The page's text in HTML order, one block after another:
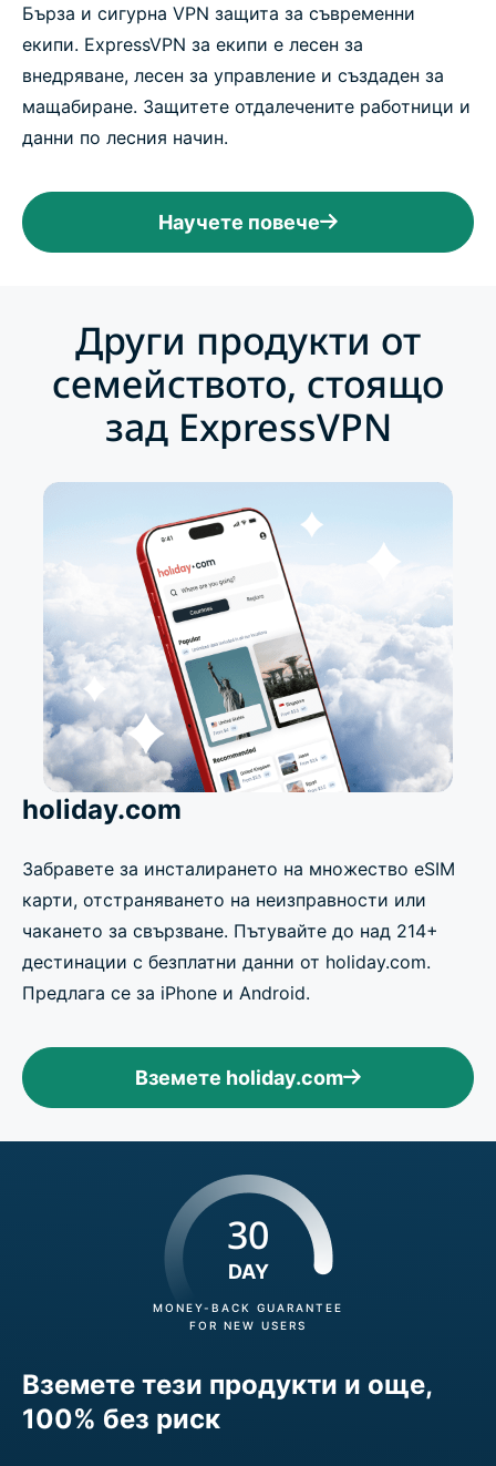
Бърза и сигурна VPN защита за съвременни
екипи. ExpressVPN за екипи е лесен за
внедряване, лесен за управление и създаден за
мащабиране. Защитете отдалечените работници и
данни по лесния начин.
Научете повече
Други продукти от
семейството, стоящо
зад ExpressVPN
holiday.com
Забравете за инсталирането на множество eSIM
карти, отстраняването на неизправности или
чакането за свързване. Пътувайте до над 214+
дестинации с безплатни данни от holiday.com.
Предлага се за iPhone и Android.
Вземете holiday.com
30
DAY
MONEY-BACK GUARANTEE
FOR NEW USERS
Вземете тези продукти и още,
100% без риск